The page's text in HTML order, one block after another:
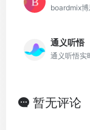
通义听悟
暂无评论